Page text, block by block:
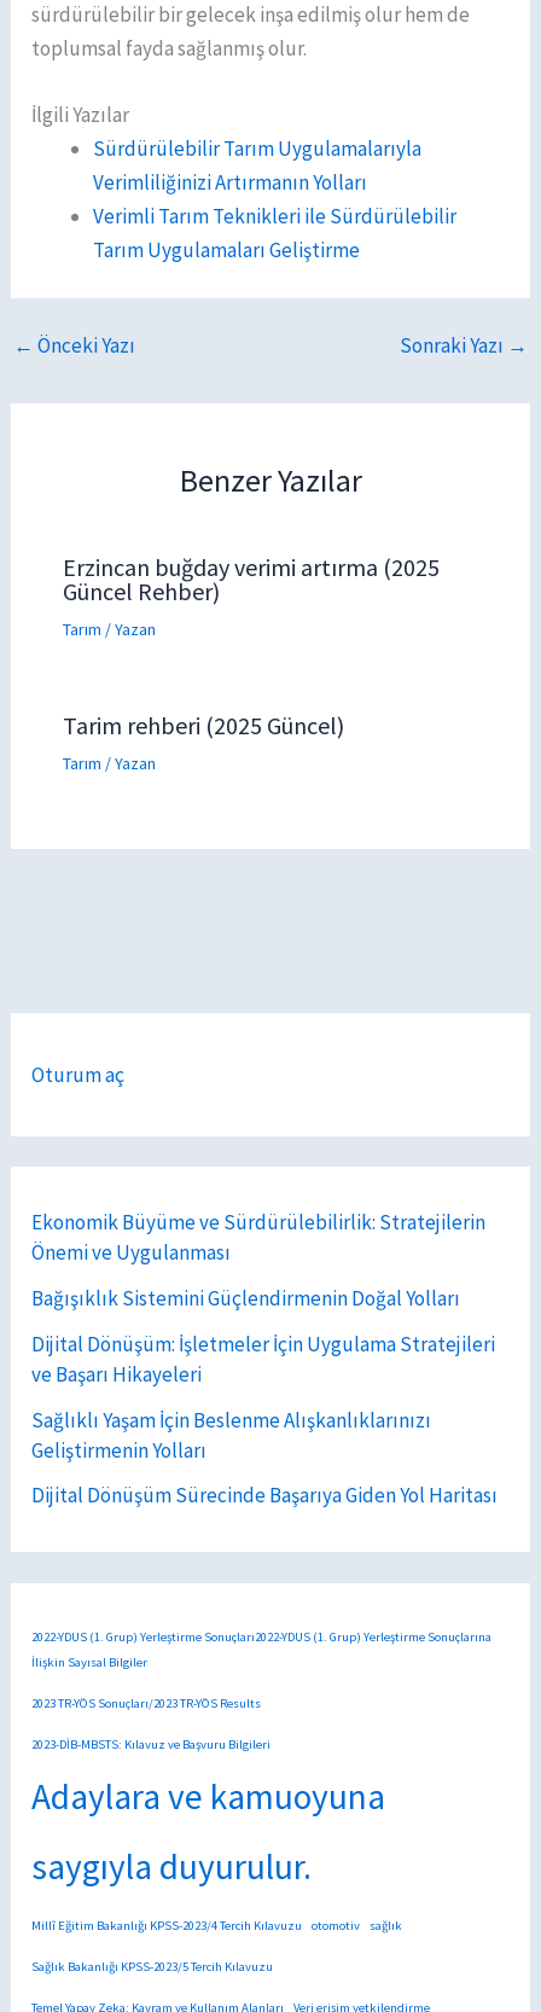
sürdürülebilir bir gelecek inşa edilmiş olur hem de
toplumsal fayda sağlanmış olur.
İlgili Yazılar
Sürdürülebilir Tarım Uygulamalarıyla
Verimliliğinizi Artırmanın Yolları
Verimli Tarım Teknikleri ile Sürdürülebilir
Tarım Uygulamaları Geliştirme
← Önceki Yazı Sonraki Yazı →
Benzer Yazılar
Erzincan buğday verimi artırma (2025
Güncel Rehber)
Tarım / Yazan
Tarim rehberi (2025 Güncel)
Tarım / Yazan
Oturum aç
Ekonomik Büyüme ve Sürdürülebilirlik: Stratejilerin
Önemi ve Uygulanması
Bağışıklık Sistemini Güçlendirmenin Doğal Yolları
Dijital Dönüşüm: İşletmeler İçin Uygulama Stratejileri
ve Başarı Hikayeleri
Sağlıklı Yaşam İçin Beslenme Alışkanlıklarınızı
Geliştirmenin Yolları
Dijital Dönüşüm Sürecinde Başarıya Giden Yol Haritası
2022-YDUS (1. Grup) Yerleştirme Sonuçları2022-YDUS (1. Grup) Yerleştirme Sonuçlarına
İlişkin Sayısal Bilgiler
2023 TR-YÖS Sonuçları/2023 TR-YÖS Results
2023-DİB-MBSTS: Kılavuz ve Başvuru Bilgileri
Adaylara ve kamuoyuna
saygıyla duyurulur.
Millî Eğitim Bakanlığı KPSS-2023/4 Tercih Kılavuzu otomotiv sağlık
Sağlık Bakanlığı KPSS-2023/5 Tercih Kılavuzu
Temel Yapay Zeka: Kavram ve Kullanım Alanları Veri erişim yetkilendirme